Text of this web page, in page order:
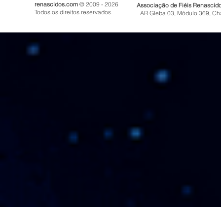
renascidos.com © 2009 - 2026
Todos os direitos reservados.
Associação de Fiéis
AR Gleba 03, Módulo 369,